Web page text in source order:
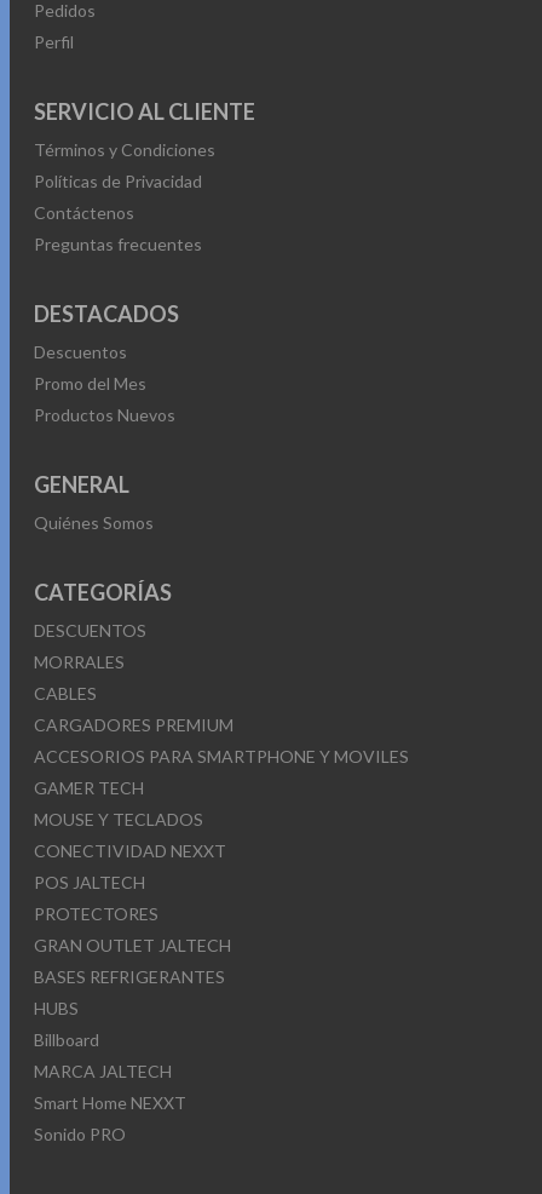
Pedidos
Perfil
SERVICIO AL CLIENTE
Términos y Condiciones
Políticas de Privacidad
Contáctenos
Preguntas frecuentes
DESTACADOS
Descuentos
Promo del Mes
Productos Nuevos
GENERAL
Quiénes Somos
CATEGORÍAS
DESCUENTOS
MORRALES
CABLES
CARGADORES PREMIUM
ACCESORIOS PARA SMARTPHONE Y MOVILES
GAMER TECH
MOUSE Y TECLADOS
CONECTIVIDAD NEXXT
POS JALTECH
PROTECTORES
GRAN OUTLET JALTECH
BASES REFRIGERANTES
HUBS
Billboard
MARCA JALTECH
Smart Home NEXXT
Sonido PRO